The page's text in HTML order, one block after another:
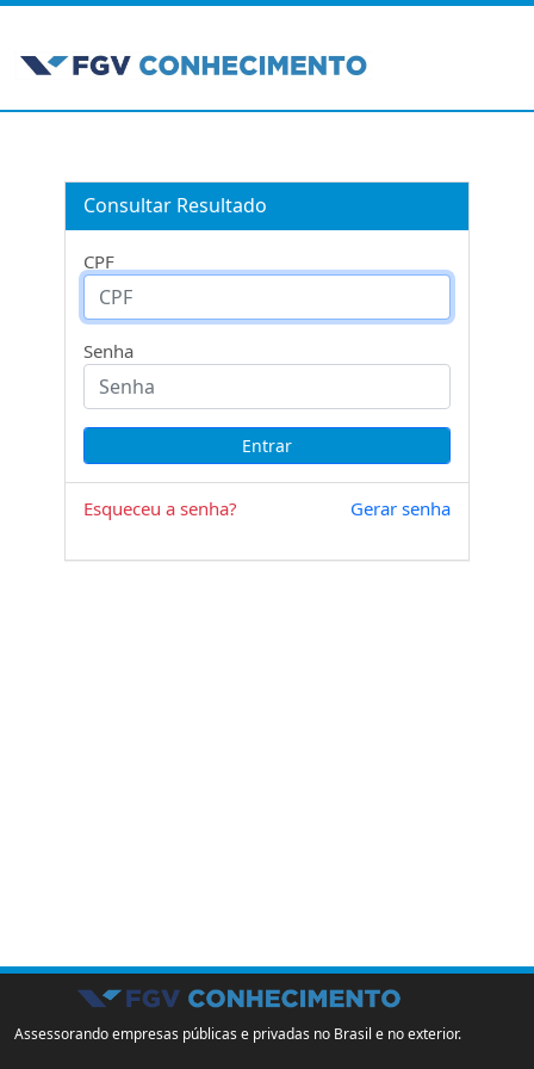
Consultar Resultado
CPF
Senha
Esqueceu a senha? Gerar senha
Assessorando empresas públicas e privadas no Brasil e no exterior.